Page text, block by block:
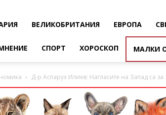
ВЕЛИКОБРИТАНИЯ ЕВРОПА
СПОРТ ХОРОСКОП МАЛКИ
Д-р Аспарух Илиев: Нагласите на Запад са